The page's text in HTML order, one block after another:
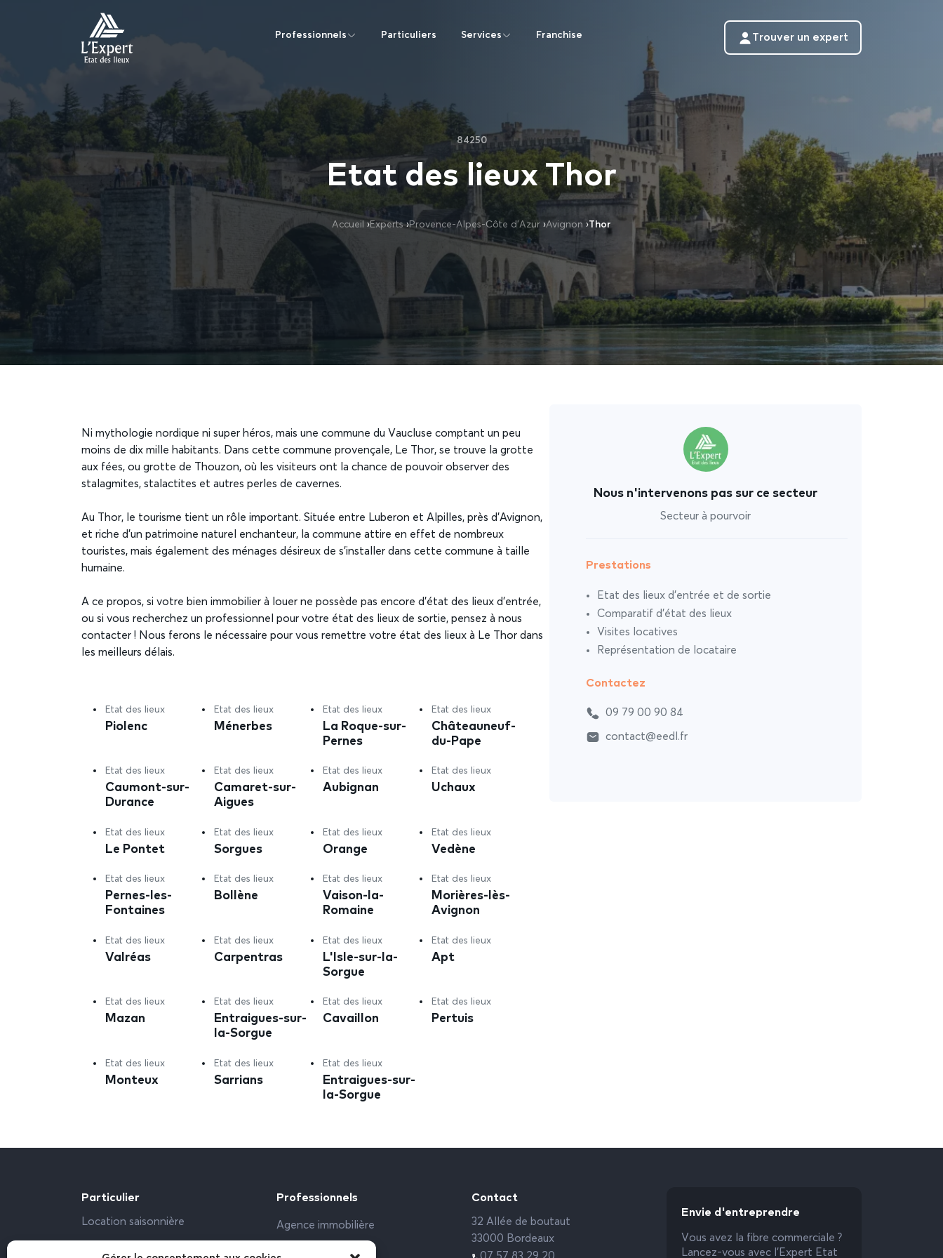
Professionnels Particuliers Services Franchise Trouver un expert
84250
Etat des lieux Thor
Accueil ›Experts ›Provence-Alpes-Côte d’Azur ›Avignon ›Thor
Ni mythologie nordique ni super héros, mais une commune du Vaucluse comptant un peu
moins de dix mille habitants. Dans cette commune provençale, Le Thor, se trouve la grotte
aux fées, ou grotte de Thouzon, où les visiteurs ont la chance de pouvoir observer des
stalagmites, stalactites et autres perles de cavernes.
Au Thor, le tourisme tient un rôle important. Située entre Luberon et Alpilles, près d’Avignon,
et riche d’un patrimoine naturel enchanteur, la commune attire en effet de nombreux
touristes, mais également des ménages désireux de s’installer dans cette commune à taille
humaine.
A ce propos, si votre bien immobilier à louer ne possède pas encore d’état des lieux d’entrée,
ou si vous recherchez un professionnel pour votre état des lieux de sortie, pensez à nous
contacter ! Nous ferons le nécessaire pour vous remettre votre état des lieux à Le Thor dans
les meilleurs délais.
Etat des lieux
Piolenc
Etat des lieux
Ménerbes
Etat des lieux
La Roque-sur-
Pernes
Etat des lieux
Châteauneuf-
du-Pape
Etat des lieux
Caumont-sur-
Durance
Etat des lieux
Camaret-sur-
Aigues
Etat des lieux
Aubignan
Etat des lieux
Uchaux
Etat des lieux
Le Pontet
Etat des lieux
Sorgues
Etat des lieux
Orange
Etat des lieux
Vedène
Etat des lieux
Pernes-les-
Fontaines
Etat des lieux
Bollène
Etat des lieux
Vaison-la-
Romaine
Etat des lieux
Morières-lès-
Avignon
Etat des lieux
Valréas
Etat des lieux
Carpentras
Etat des lieux
L'Isle-sur-la-
Sorgue
Etat des lieux
Apt
Etat des lieux
Mazan
Etat des lieux
Entraigues-sur-
la-Sorgue
Etat des lieux
Cavaillon
Etat des lieux
Pertuis
Etat des lieux
Monteux
Etat des lieux
Sarrians
Etat des lieux
Entraigues-sur-
la-Sorgue
Nous n'intervenons pas sur ce secteur
Secteur à pourvoir
Prestations
Etat des lieux d’entrée et de sortie
Comparatif d’état des lieux
Visites locatives
Représentation de locataire
Contactez
09 79 00 90 84
contact@eedl.fr
Particulier
Location saisonnière
Professionnels
Agence immobilière
Contact
32 Allée de boutaut
33000 Bordeaux
Envie d'entreprendre
Vous avez la fibre commerciale ?
Lancez-vous avec l’Expert Etat